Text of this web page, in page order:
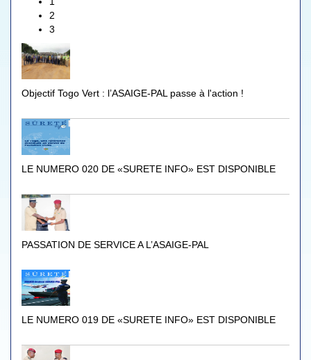
2
3
Objectif Togo Vert : l’ASAIGE-PAL passe à l'action !
LE NUMERO 020 DE «SURETE INFO» EST DISPONIBLE
PASSATION DE SERVICE A L’ASAIGE-PAL
LE NUMERO 019 DE «SURETE INFO» EST DISPONIBLE